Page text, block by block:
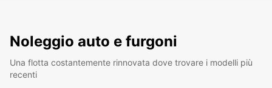
Noleggio auto e furgoni
Una flotta costantemente rinnovata dove trovare i modelli più
recenti